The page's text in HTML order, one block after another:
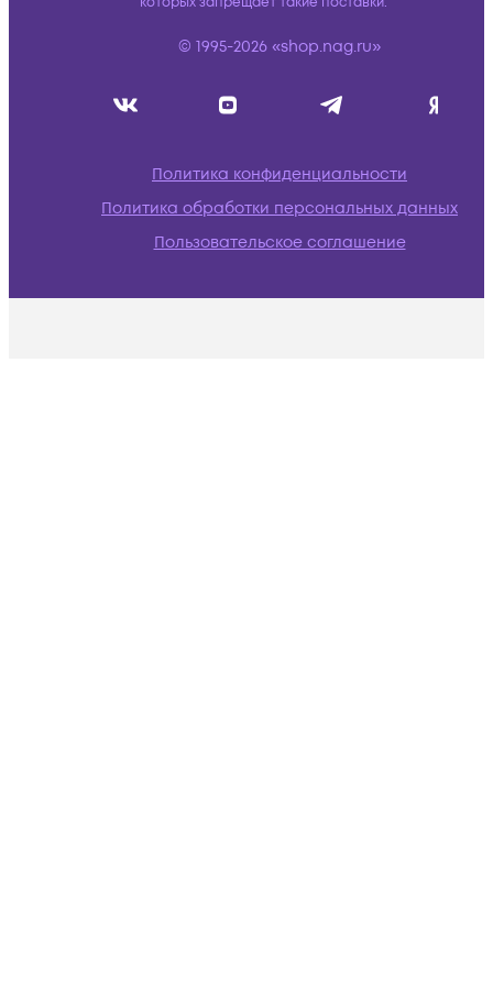
© 1995-2026 «shop.nag.ru»
Политика конфиденциальности
Политика обработки персональных данных
Пользовательское соглашение